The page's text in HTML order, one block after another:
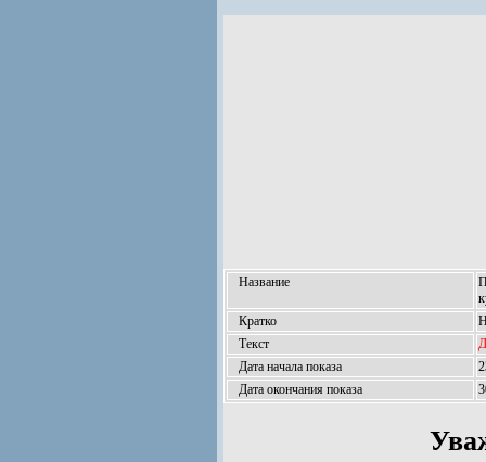
Название
Кратко
Текст
Дата начала показа
Дата окончания показа